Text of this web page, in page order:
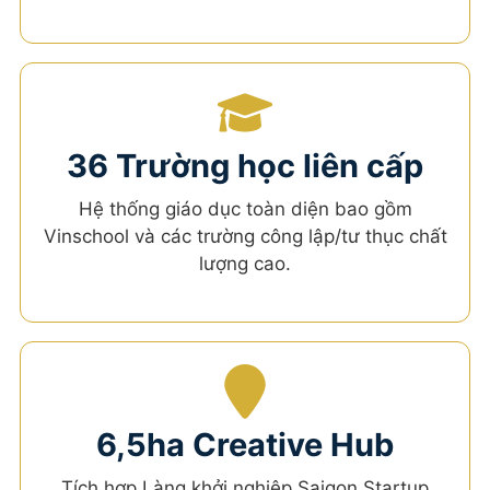
36 Trường học liên cấp
Hệ thống giáo dục toàn diện bao gồm
Vinschool và các trường công lập/tư thục chất
lượng cao.
6,5ha Creative Hub